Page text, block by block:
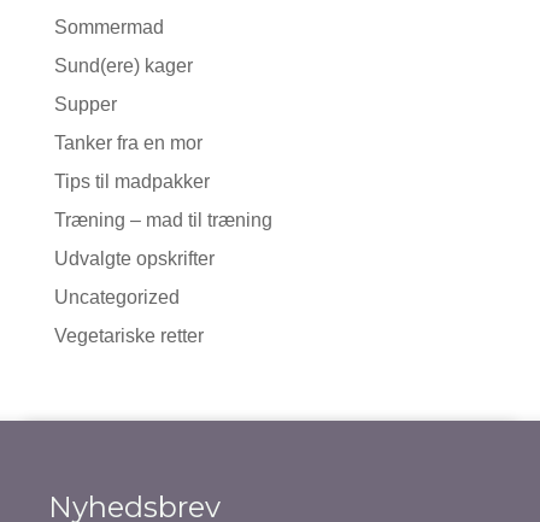
Sommermad
Sund(ere) kager
Supper
Tanker fra en mor
Tips til madpakker
Træning – mad til træning
Udvalgte opskrifter
Uncategorized
Vegetariske retter
Nyhedsbrev